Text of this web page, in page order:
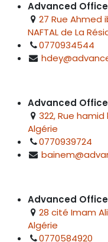
Advanced
27 Rue Ahmed
NAFTAL de La
0770934544
Advanced
322, Rue
Algérie
0770939724
Advanced
28 cité Imam
Algérie
0770584920